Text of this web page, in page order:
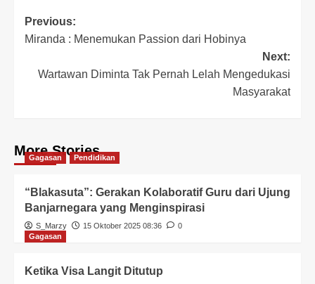
Previous:
Miranda : Menemukan Passion dari Hobinya
Next:
Wartawan Diminta Tak Pernah Lelah Mengedukasi
Masyarakat
More Stories
Gagasan Pendidikan
“Blakasuta”: Gerakan Kolaboratif Guru dari Ujung
Banjarnegara yang Menginspirasi
S_Marzy 15 Oktober 2025 08:36
0
Gagasan
Ketika Visa Langit Ditutup